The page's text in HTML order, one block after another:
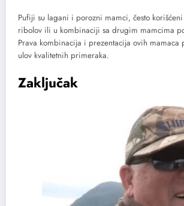
Pufiji su lagani i porozni mamci, često
ribolov ili u kombinaciji sa drugim mamcima
Prava kombinacija i prezentacija ovih mamaca
ulov kvalitetnih primeraka.
Zaključak